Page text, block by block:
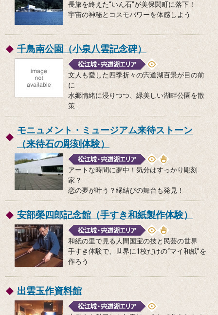
長旅を終えた“いん石”が美保関町に落下！
宇宙の神秘とコスモパワーを体感しよう
千鳥南公園（小泉八雲記念碑）
文人も愛した四季折々の宍道湖百景が目の前
に
水郷情緒に浸りつつ、緑美しい湖畔公園を散
策
モニュメント・ミュージアム来待ストーン
（来待石の彫刻体験）
アートな時間に夢中！気分はすっかり彫刻
家？
恋の夢が叶う？縁結びの舞台も発見！
安部榮四郎記念館（手すき和紙製作体験）
和紙の里で見る人間国宝の技と民芸の世界
手すき体験で、世界に1枚だけの“マイ和紙”を
作ろう
出雲玉作資料館